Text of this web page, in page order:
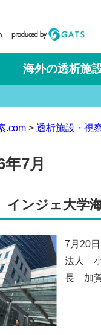
海外の透析施
.com 透析施設・視
年7月
ンジェ大学
7月20
法人 小
長 加賀